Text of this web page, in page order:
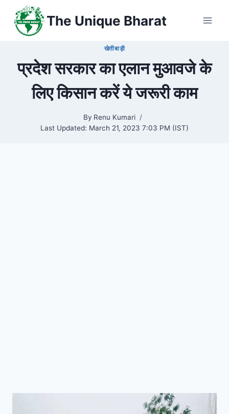
content
The Unique Bharat
खेतीबाड़ी
प्रदेश सरकार का एलान मुआवजे के
लिए किसान करें ये जरूरी काम
By Renu Kumari
Last Updated: March 21, 2023 7:03 PM (IST)